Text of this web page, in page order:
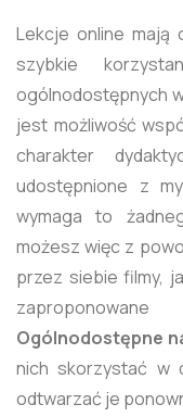
Lekcje online mają
szybkie
ogólnodostępnych
jest możliwość
charakter
udostępnione z
wymaga to
możesz więc z
przez siebie filmy,
Ogólnodostępne
nich skorzystać w
odtwarzać je